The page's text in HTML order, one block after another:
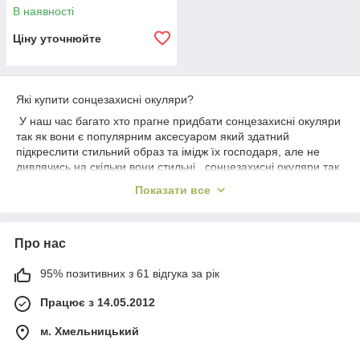
В наявності
Ціну уточнюйте
Які купити сонцезахисні окуляри?
У наш час багато хто прагне придбати сонцезахисні окуляри
так як вони є популярним аксесуаром який здатний
підкреслити стильний образ та імідж їх господаря, але не
дивлячись на скільки вони стильні , сонцезахисні окуляри так
Високоякісні, правильно підібрані окуляри можуть бути і не
впливи вище згаданих негативних факторів. Якщо купити
сонцезахисні окуляри без UV фільтрів, зможуть лише
зашкодити людському оку, так як в таких окулярах зіниця не
звужується, до потрібного ступеня, а відповідно і вбирає
Показати все
Про нас
95% позитивних з 61 відгука за рік
Працює з 14.05.2012
м. Хмельницький